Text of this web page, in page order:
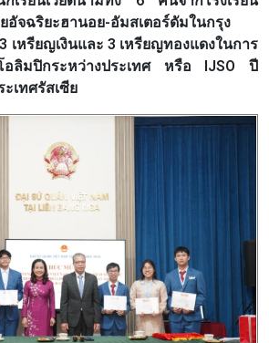
จฉริยะฮานอย-อัมสเตอร์ดัมในกรุง
เหรียญเงินและ 3 เหรียญทองแดงในการ
อลิมปิกระหว่างประเทศ หรือ IJSO ปี
เทศรัสเซีย